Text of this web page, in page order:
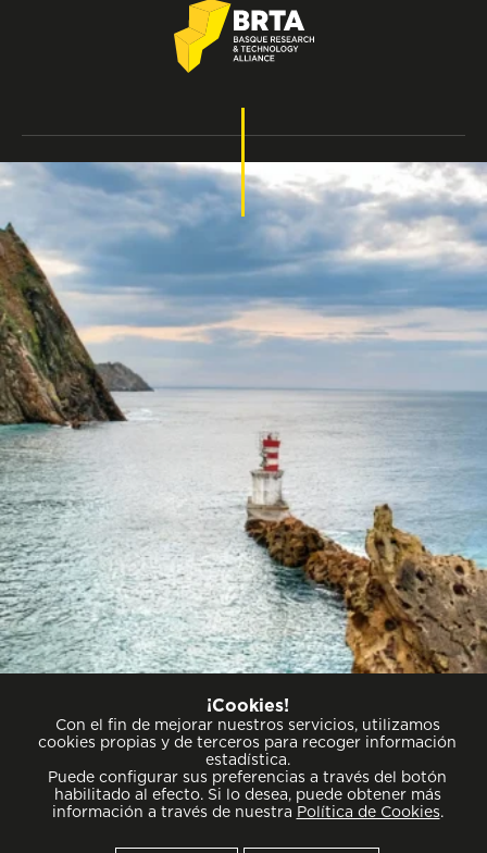
Política de privacidad
Aviso legal
Política de cookies
Accesibilidad
Normativa de contratación
Sistema interno de información
Compromiso de excelencia
¡Cookies!
Con el fin de mejorar nuestros servicios, utilizamos
cookies propias y de terceros para recoger información
estadística.
Puede configurar sus preferencias a través del botón
habilitado al efecto. Si lo desea, puede obtener más
información a través de nuestra Política de Cookies.